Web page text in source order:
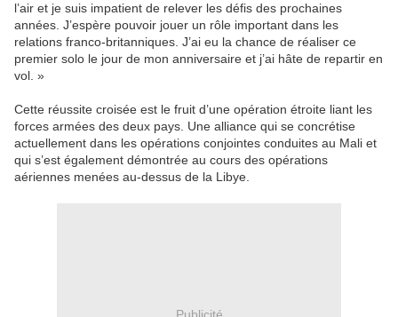
l’air et je suis impatient de relever les défis des prochaines
années. J’espère pouvoir jouer un rôle important dans les
relations franco-britanniques. J’ai eu la chance de réaliser ce
premier solo le jour de mon anniversaire et j’ai hâte de repartir en
vol. »
Cette réussite croisée est le fruit d’une opération étroite liant les
forces armées des deux pays. Une alliance qui se concrétise
actuellement dans les opérations conjointes conduites au Mali et
qui s’est également démontrée au cours des opérations
aériennes menées au-dessus de la Libye.
Publicité